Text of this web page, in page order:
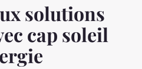
solutions
cap soleil